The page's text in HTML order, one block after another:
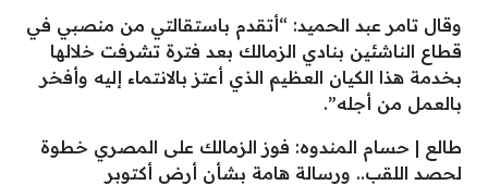
وقال تامر عبد الحميد: “أتقدم باستقالتي من منصبي في
قطاع الناشئين بنادي الزمالك بعد فترة تشرفت خلالها
بخدمة هذا الكيان العظيم الذي أعتز بالانتماء إليه وأفخر
بالعمل من أجله”.
طالع | حسام المندوه: فوز الزمالك على المصري خطوة
لحصد اللقب.. ورسالة هامة بشأن أرض أكتوبر